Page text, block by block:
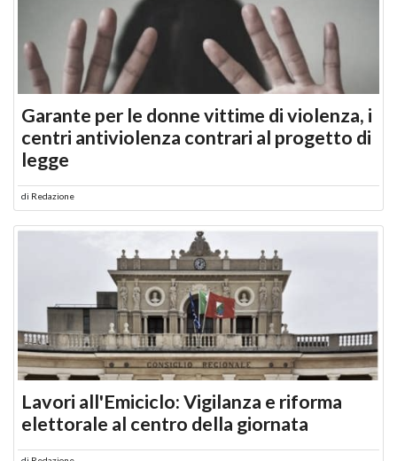
Garante per le donne vittime di violenza, i
centri antiviolenza contrari al progetto di
legge
di Redazione
Lavori all'Emiciclo: Vigilanza e riforma
elettorale al centro della giornata